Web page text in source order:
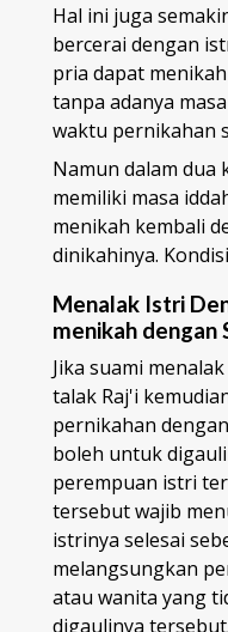
Hal ini juga
bercerai dengan
pria dapat
tanpa adanya
waktu pernikahan
Namun dalam dua
memiliki masa
menikah kembali
dinikahinya.
Menalak Istri
menikah dengan
Jika suami
talak Raj'i
pernikahan
boleh untuk
perempuan istri
tersebut wajib
istrinya selesai
melangsungkan
atau wanita yang
digaulinya tersebut.